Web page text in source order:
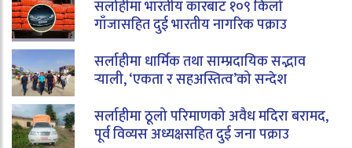
सर्लाहीमा भारतीय कारबाट १०९ किलो
गाँजासहित दुई भारतीय नागरिक पक्राउ
सर्लाहीमा धार्मिक तथा साम्प्रदायिक सद्भाव
र्‍याली, ‘एकता र सहअस्तित्व’को सन्देश
सर्लाहीमा ठूलो परिमाणको अवैध मदिरा बरामद,
पूर्व विव्यस अध्यक्षसहित दुई जना पक्राउ